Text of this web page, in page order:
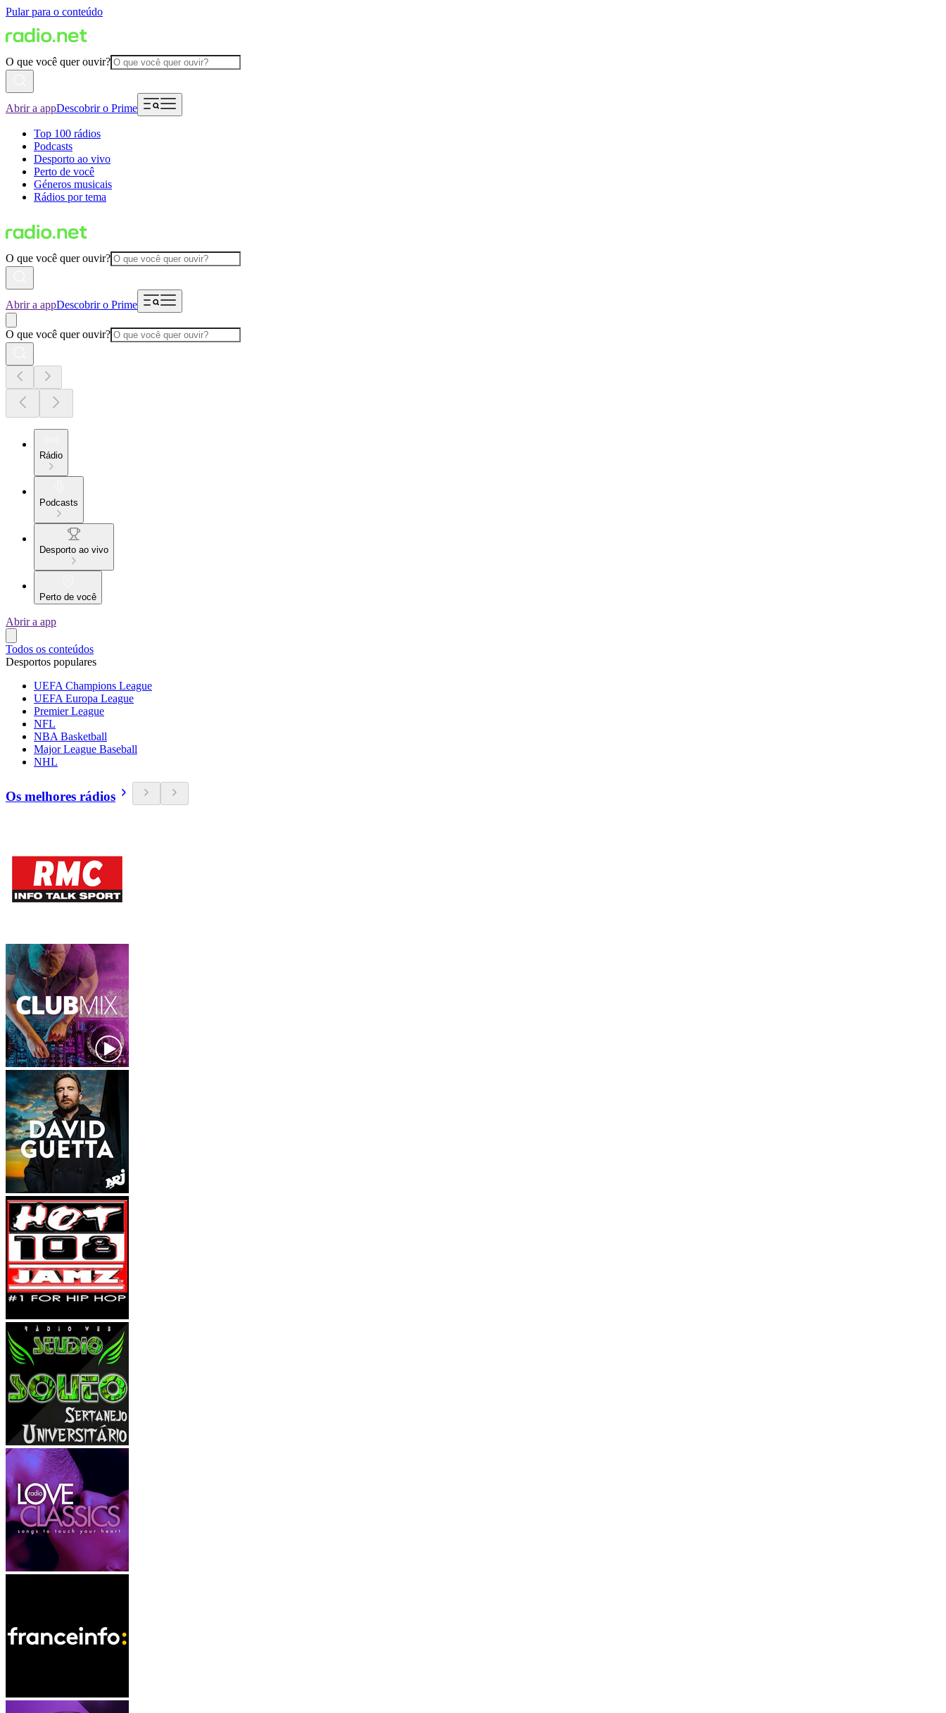
Pular para o conteúdo
O que você quer ouvir?
Abrir a appDescobrir o Prime
Top 100 rádios
Podcasts
Desporto ao vivo
Perto de você
Géneros musicais
Rádios por tema
O que você quer ouvir?
Abrir a appDescobrir o Prime
O que você quer ouvir?
Rádio
Podcasts
Desporto ao vivo
Perto de você
Abrir a app
Todos os conteúdos
Desportos populares
UEFA Champions League
UEFA Europa League
Premier League
NFL
NBA Basketball
Major League Baseball
NHL
Os melhores rádios